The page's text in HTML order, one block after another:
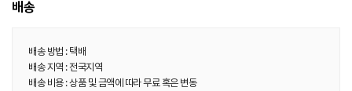
배송
배송 방법 : 택배
배송 지역 : 전국지역
배송 비용 : 상품 및 금액에 따라 무료 혹은 변동